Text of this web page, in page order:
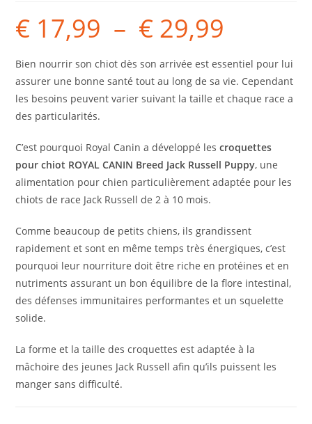
€ 17,99 – € 29,99
Bien nourrir son chiot dès son arrivée est essentiel pour lui
assurer une bonne santé tout au long de sa vie. Cependant
les besoins peuvent varier suivant la taille et chaque race a
des particularités.
C’est pourquoi Royal Canin a développé lescroquettes
pour chiot ROYAL CANIN Breed Jack Russell Puppy, une
alimentation pour chien particulièrement adaptée pour les
chiots de race Jack Russell de 2 à 10 mois.
Comme beaucoup de petits chiens, ils grandissent
rapidement et sont en même temps très énergiques, c’est
pourquoi leur nourriture doit être riche en protéines et en
nutriments assurant un bon équilibre de la flore intestinal,
des défenses immunitaires performantes et un squelette
solide.
La forme et la taille des croquettes est adaptée à la
mâchoire des jeunes Jack Russell afin qu’ils puissent les
manger sans difficulté.